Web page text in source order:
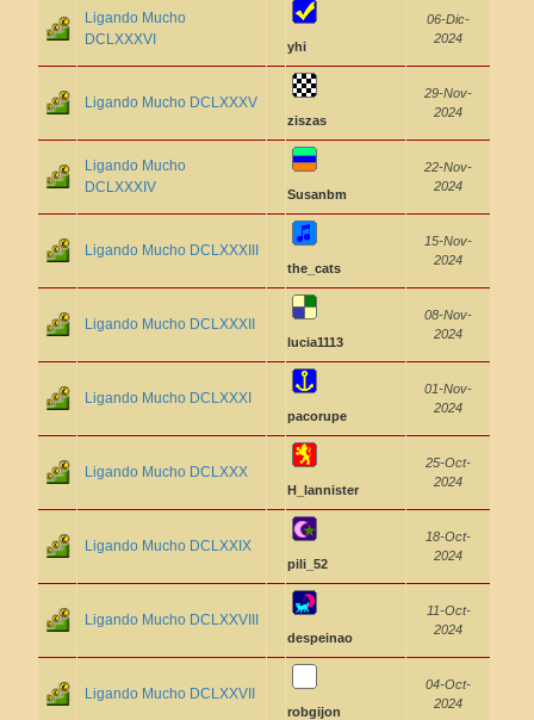
Ligando Mucho
DCLXXXVI
yhi
06-Dic-
2024
Ligando Mucho DCLXXXV
ziszas
29-Nov-
2024
Ligando Mucho
DCLXXXIV
Susanbm
22-Nov-
2024
Ligando Mucho DCLXXXIII
the_cats
15-Nov-
2024
Ligando Mucho DCLXXXII
lucia1113
08-Nov-
2024
Ligando Mucho DCLXXXI
pacorupe
01-Nov-
2024
Ligando Mucho DCLXXX
H_lannister
25-Oct-
2024
Ligando Mucho DCLXXIX
pili_52
18-Oct-
2024
Ligando Mucho DCLXXVIII
despeinao
11-Oct-
2024
Ligando Mucho DCLXXVII
robgijon
04-Oct-
2024